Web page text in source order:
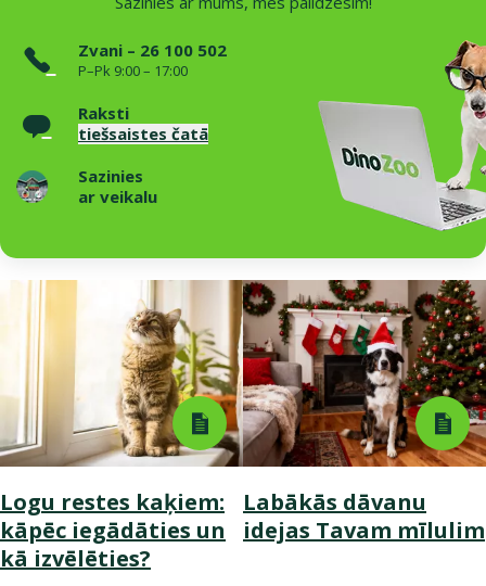
Zvani – 26 100 502
P–Pk 9:00 – 17:00
Raksti
tiešsaistes čatā
Sazinies
ar veikalu
Logu restes kaķiem:
kāpēc iegādāties un
kā izvēlēties?
Labākās dāvanu
idejas Tavam mīlulim